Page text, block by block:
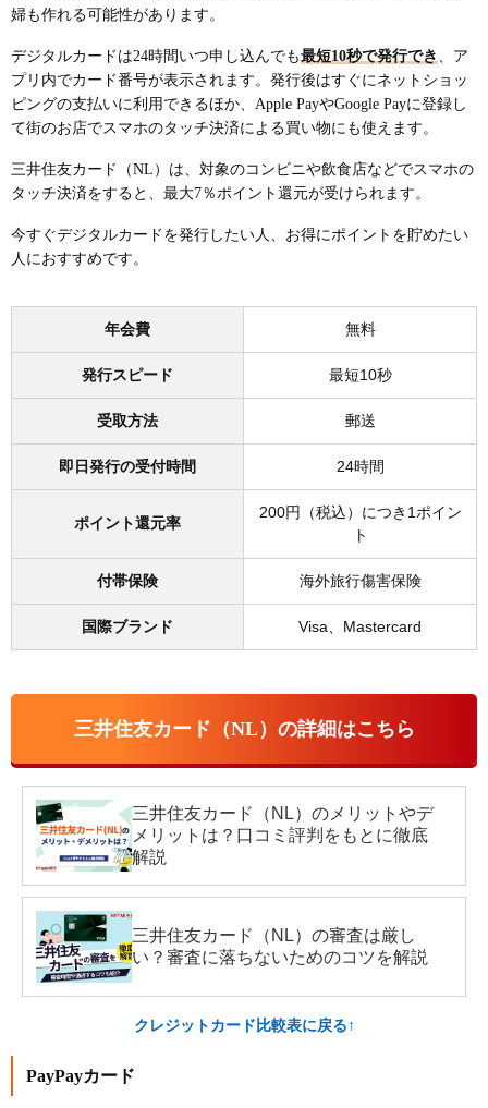
婦も作れる可能性があります。
デジタルカードは24時間いつ申し込んでも最短10秒で発行でき
、ア
プリ内でカード番号が表示されます。発行後はすぐにネットショッ
ピングの支払いに利用できるほか、Apple PayやGoogle Payに登録し
て街のお店でスマホのタッチ決済による買い物にも使えます。
三井住友カード（NL）は、対象のコンビニや飲食店などでスマホの
タッチ決済をすると、最大7％ポイント還元が受けられます。
今すぐデジタルカードを発行したい人、お得にポイントを貯めたい
人におすすめです。
年会費 無料
発行スピード 最短10秒
受取方法 郵送
即日発行の受付時間 24時間
ポイント還元率
200円（税込）につき1ポイン
ト
付帯保険 海外旅行傷害保険
国際ブランド Visa、Mastercard
三井住友カード（NL）の詳細はこちら
三井住友カード（NL）のメリットやデ
メリットは？口コミ評判をもとに徹底
解説
三井住友カード（NL）の審査は厳し
い？審査に落ちないためのコツを解説
クレジットカード比較表に戻る↑
PayPayカード